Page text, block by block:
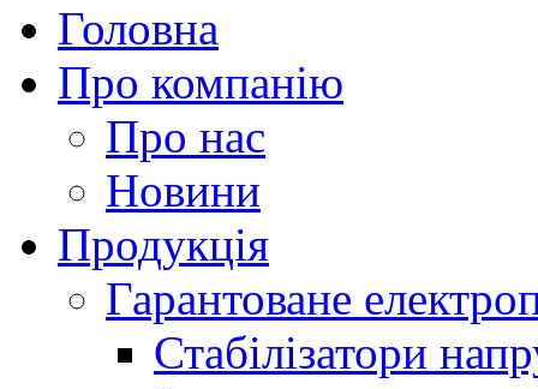
Головна
Про компанію
Про нас
Новини
Продукція
Гарантоване
Стабілізатори